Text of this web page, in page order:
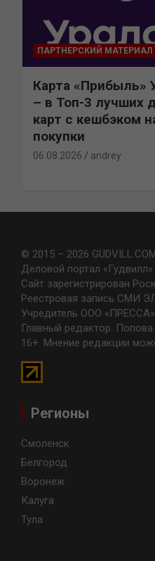
ПАРТНЕРСКИЙ МАТЕРИАЛ
Карта «Прибыль»
– в Топ-3 лучших
карт с кешбэком
покупки
06.08.2026 andrey
© 2015 – 2026
Деловой портал «Гудвилл»
Сайт зарегистрирован
Реестровая запись СМИ
Учредитель ООО «ПРЕССА»
Главный редактор:
16+. Мнение редакции
Регионы
Смоленск
Белгород
Воронеж
Калуга
Тула